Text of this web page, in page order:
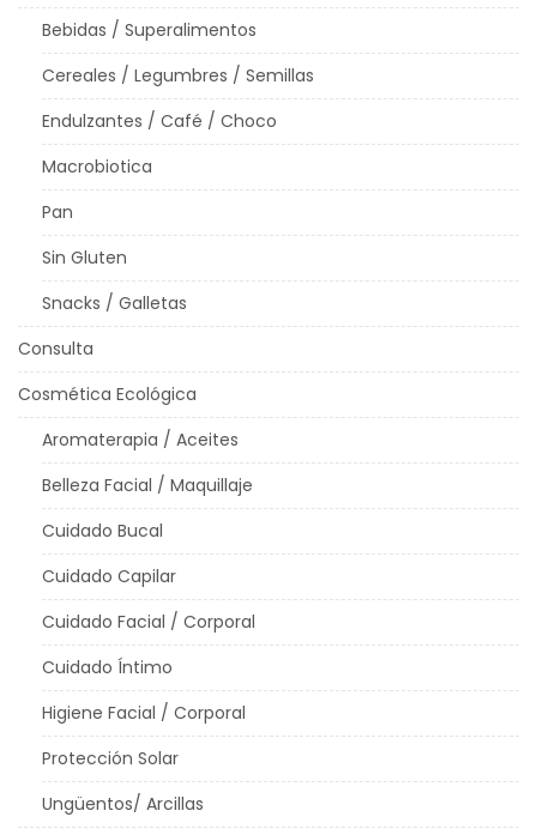
Bebidas / Superalimentos
Cereales / Legumbres / Semillas
Endulzantes / Café / Choco
Macrobiotica
Pan
Sin Gluten
Snacks / Galletas
Consulta
Cosmética Ecológica
Aromaterapia / Aceites
Belleza Facial / Maquillaje
Cuidado Bucal
Cuidado Capilar
Cuidado Facial / Corporal
Cuidado Íntimo
Higiene Facial / Corporal
Protección Solar
Ungüentos/ Arcillas